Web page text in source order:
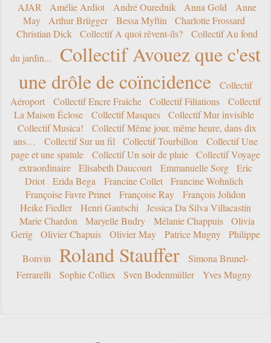
AJAR Amélie Ardiot André Ourednik Anna Gold
Anne
May
Arthur Brügger Bessa Myftiu
Charlotte Frossard
Christian Dick
Collectif A quoi rêvent-ils?
Collectif Au fond
du jardin...
Collectif Avouez que c'est
une drôle de coïncidence
Collectif
Aéroport
Collectif Encre Fraîche Collectif Filiations
Collectif
La Maison Éclose
Collectif Masques
Collectif Mur invisible
Collectif Musica!
Collectif Même jour, même heure, dans dix
ans…
Collectif Sur un fil Collectif Tourbillon
Collectif Une
page et une spatule
Collectif Un soir de pluie
Collectif Voyage
extraordinaire
Elisabeth Daucourt Emmanuelle Sorg
Eric
Driot
Erida Bega Francine Collet
Francine Wohnlich
Françoise Favre Prinet
Françoise Ray
François Jolidon
Heike Fiedler
Henri Gautschi
Jessica Da Silva Villacastín
Marie Chardon
Maryelle Budry Mélanie Chappuis
Olivia
Gerig
Olivier Chapuis Olivier May Patrice Mugny
Philippe
Bonvin
Roland Stauffer
Simona Brunel-
Ferrarelli
Sophie Colliex Sven Bodenmüller Yves Mugny